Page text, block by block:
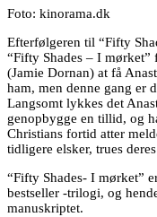
Foto: kinorama.dk
Efterfølgeren til “Fifty
“Fifty Shades – I
(Jamie Dornan) at få
ham, men denne gang er
Langsomt lykkes det
genopbygge en tillid, og
Christians fortid atter
tidligere elsker, trues
“Fifty Shades- I mørket”
bestseller -trilogi, og
manuskriptet.